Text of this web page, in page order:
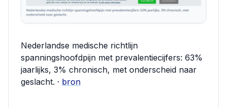
Nederlandse medische richtlijn
spanningshoofdpijn met prevalentiecijfers: 63%
jaarlijks, 3% chronisch, met onderscheid naar
geslacht. · bron